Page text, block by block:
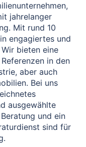
jahrelanger
Mit rund 10
engagiertes und
bieten eine
in den
aber auch
Bei uns
ausgewählte
und ein
sind für